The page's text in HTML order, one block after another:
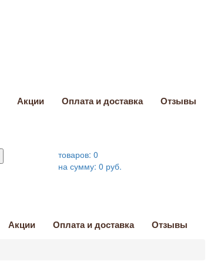
Акции Оплата и доставка Отзывы
товаров: 0
на сумму: 0 руб.
Акции Оплата и доставка Отзывы